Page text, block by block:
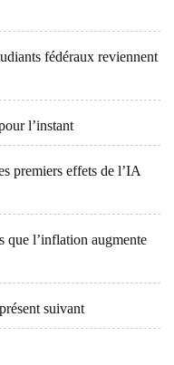
fédéraux reviennent
l’instant
premiers effets de l’IA
que l’inflation augmente
suivant